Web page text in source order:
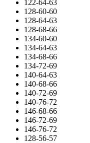
122-64-63
128-60-60
128-64-63
128-68-66
134-60-60
134-64-63
134-68-66
134-72-69
140-64-63
140-68-66
140-72-69
140-76-72
146-68-66
146-72-69
146-76-72
128-56-57